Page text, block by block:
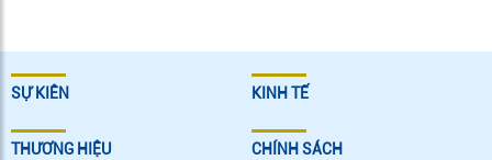
SỰ KIÊN KINH TẾ
THƯƠNG HIỆU CHÍNH SÁCH